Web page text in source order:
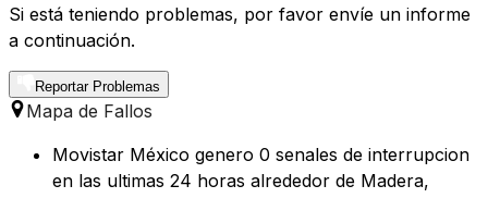
Si está teniendo problemas, por favor envíe un informe
a continuación.
Reportar Problemas
Mapa de Fallos
Movistar México genero 0 senales de interrupcion
en las ultimas 24 horas alrededor de Madera,